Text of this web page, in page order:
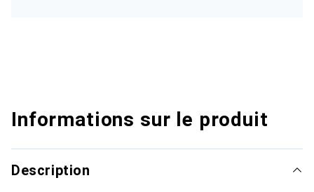
Informations sur le produit
Description